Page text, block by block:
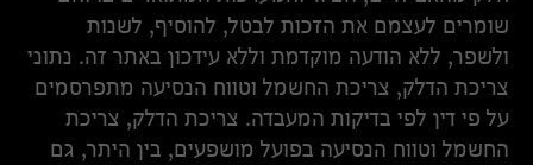
שומרים לעצמם את הזכות לבטל, להוסיף, לשנות
ולשפר, ללא הודעה מוקדמת וללא עידכון באתר זה. נתוני
צריכת הדלק, צריכת החשמל וטווח הנסיעה מתפרסמים
על פי דין לפי בדיקות המעבדה. צריכת הדלק, צריכת
החשמל וטווח הנסיעה בפועל מושפעים, בין היתר, גם